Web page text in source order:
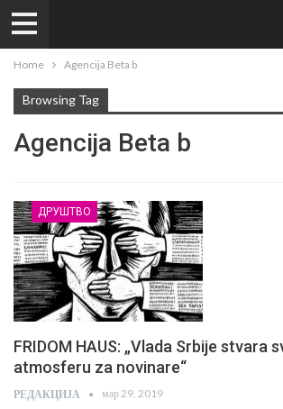
Home Agencija Beta b
Browsing Tag
Agencija Beta b
ДРУШТВО
FRIDOM HAUS: „Vlada Srbije stvara
atmosferu za novinare“
РЕДАКЦИЈА мар 29, 2019